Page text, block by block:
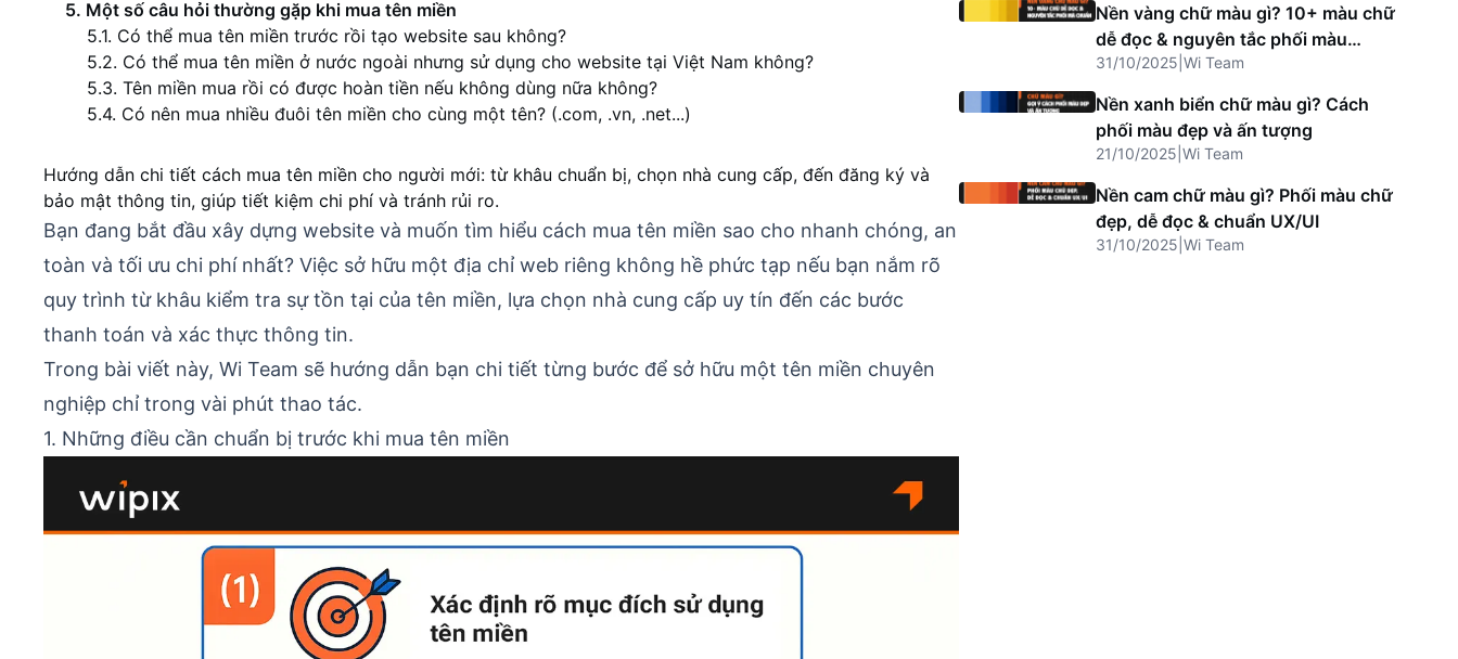
5. Một số câu hỏi thường gặp khi mua tên miền
5.1. Có thể mua tên miền trước rồi tạo website sau không?
5.2. Có thể mua tên miền ở nước ngoài nhưng sử dụng cho website tại Việt Nam không?
5.3. Tên miền mua rồi có được hoàn tiền nếu không dùng nữa không?
5.4. Có nên mua nhiều đuôi tên miền cho cùng một tên? (.com, .vn, .net...)
Hướng dẫn chi tiết cách mua tên miền cho người mới: từ khâu chuẩn bị, chọn nhà cung cấp, đến đăng ký và
bảo mật thông tin, giúp tiết kiệm chi phí và tránh rủi ro.
Bạn đang bắt đầu xây dựng website và muốn tìm hiểu cách mua tên miền sao cho nhanh chóng, an
toàn và tối ưu chi phí nhất? Việc sở hữu một địa chỉ web riêng không hề phức tạp nếu bạn nắm rõ
quy trình từ khâu kiểm tra sự tồn tại của tên miền, lựa chọn nhà cung cấp uy tín đến các bước
thanh toán và xác thực thông tin.
Trong bài viết này, Wi Team sẽ hướng dẫn bạn chi tiết từng bước để sở hữu một tên miền chuyên
nghiệp chỉ trong vài phút thao tác.
1. Những điều cần chuẩn bị trước khi mua tên miền
Nền vàng chữ màu gì? 10+ màu chữ
dễ đọc & nguyên tắc phối màu
chuẩn
31/10/2025 Wi Team
Nền xanh biển chữ màu gì? Cách
phối màu đẹp và ấn tượng
21/10/2025 Wi Team
Nền cam chữ màu gì? Phối màu chữ
đẹp, dễ đọc & chuẩn UX/UI
31/10/2025 Wi Team